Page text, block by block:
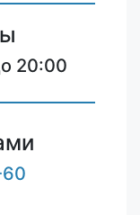
20:00